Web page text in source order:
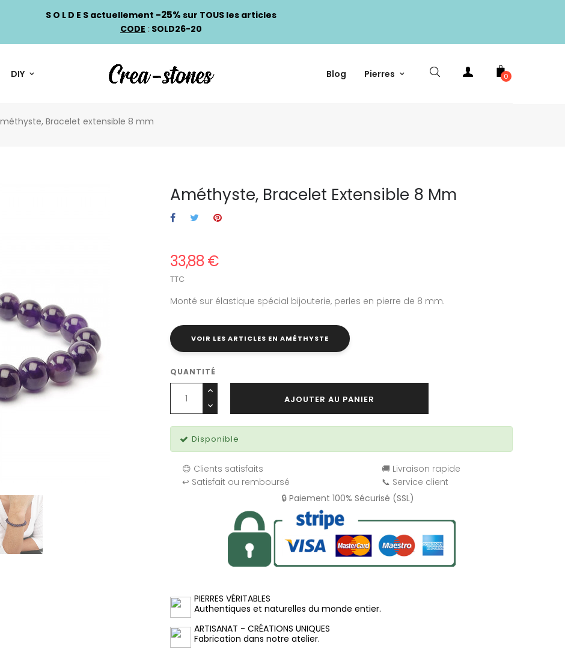
S O L D E S actuellement -25% sur TOUS les articles
CODE : SOLD26-20
DIY Blog Pierres 0
Bracelet extensible 8 mm
Améthyste, Bracelet Extensible 8 Mm
33,88 €
TTC
Monté sur élastique spécial bijouterie, perles en pierre de 8 mm.
VOIR LES ARTICLES EN AMÉTHYSTE
QUANTITÉ
AJOUTER AU PANIER
Disponible
😊 Clients satisfaits
🚚 Livraison rapide
↩️ Satisfait ou remboursé
📞 Service client
🔒 Paiement 100% Sécurisé (SSL)
PIERRES VÉRITABLES
Authentiques et naturelles du monde entier.
ARTISANAT - CRÉATIONS UNIQUES
Fabrication dans notre atelier.